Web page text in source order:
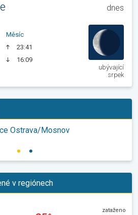
dnes
Měsíc
23:41
16:09
ubývající
srpek
Ostrava/Mosnov
v regiónech
zataženo